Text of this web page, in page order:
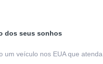
dos seus sonhos
um veículo nos EUA que